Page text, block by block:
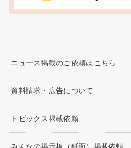
ニュース掲載のご依頼はこちら
資料請求・広告について
トピックス掲載依頼